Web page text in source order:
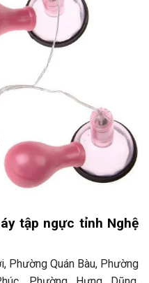
tập ngực tỉnh Nghệ
Phường Quán Bàu, Phường